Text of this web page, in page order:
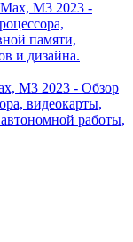
M3 2023 - Обзор
видеокарты,
работы,